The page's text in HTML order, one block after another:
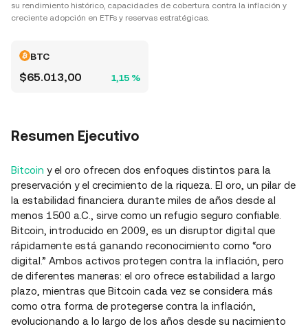
su rendimiento histórico, capacidades de cobertura contra la inflación y
creciente adopción en ETFs y reservas estratégicas.
BTC
$65.013,00 1,15 %
Resumen Ejecutivo
Bitcoin y el oro ofrecen dos enfoques distintos para la
preservación y el crecimiento de la riqueza. El oro, un pilar de
la estabilidad financiera durante miles de años desde al
menos 1500 a.C., sirve como un refugio seguro confiable.
Bitcoin, introducido en 2009, es un disruptor digital que
rápidamente está ganando reconocimiento como “oro
digital.” Ambos activos protegen contra la inflación, pero
de diferentes maneras: el oro ofrece estabilidad a largo
plazo, mientras que Bitcoin cada vez se considera más
como otra forma de protegerse contra la inflación,
evolucionando a lo largo de los años desde su nacimiento